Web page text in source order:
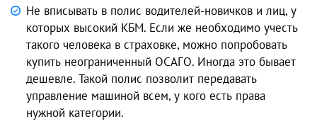
Не вписывать в полис водителей-новичков и лиц, у
которых высокий КБМ. Если же необходимо учесть
такого человека в страховке, можно попробовать
купить неограниченный ОСАГО. Иногда это бывает
дешевле. Такой полис позволит передавать
управление машиной всем, у кого есть права
нужной категории.